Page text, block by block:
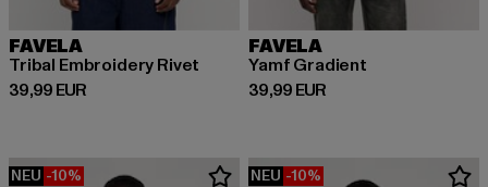
FAVELA
Tribal Embroidery Rivet
39,99 EUR
Derzeitiger Preis: 39,99 EUR
FAVELA
Yamf Gradient
39,99 EUR
Derzeitiger Preis: 39,99 EUR
NEU -10% NEU -10%